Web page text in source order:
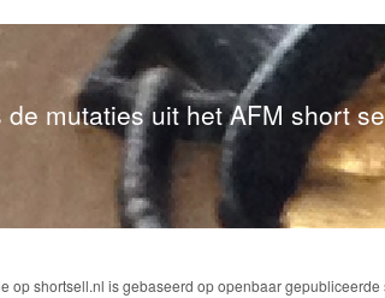
de mutaties uit het AFM short
op shortsell.nl is gebaseerd op openbaar